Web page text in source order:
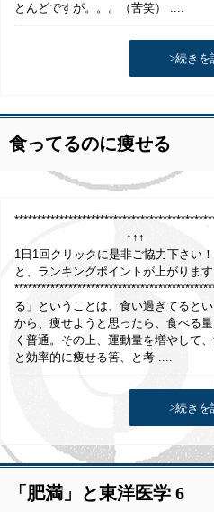
とんどですが。。。（苦笑） ....
>続きを
食ってるのに痩せる
↑↑↑ ↑↑↑この2
1日1回クリックに是非ご協力下さい
と、ランキングポイントが上がります
る」ということは、食い過ぎてると
から、痩せようと思ったら、食べる
く普通。その上、運動量を増やして
と効率的に痩せる筈、と考 ....
>続きを
「肥満」と東洋医学 6